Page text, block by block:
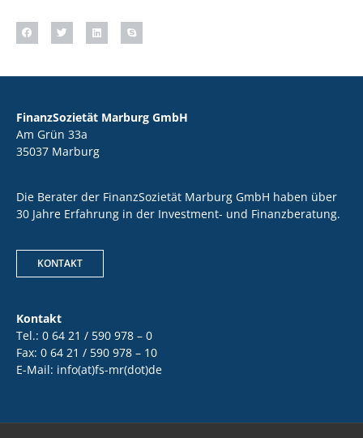
FinanzSozietät Marburg GmbH
Am Grün 33a
35037 Marburg
Die Berater der FinanzSozietät Marburg GmbH haben über
30 Jahre Erfahrung in der Investment- und Finanzberatung.
KONTAKT
Kontakt
Tel.: 0 64 21 / 590 978 – 0
Fax: 0 64 21 / 590 978 – 10
E-Mail: info(at)fs-mr(dot)de